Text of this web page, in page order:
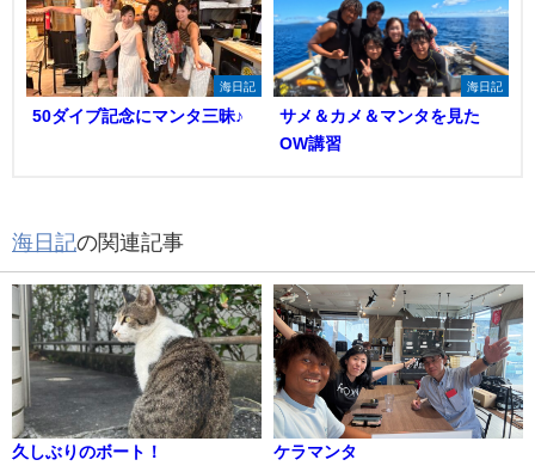
海日記
50ダイブ記念にマンタ三昧♪
海日記
サメ＆カメ＆マンタを見た
OW講習
海日記の関連記事
久しぶりのボート！ ケラマンタ